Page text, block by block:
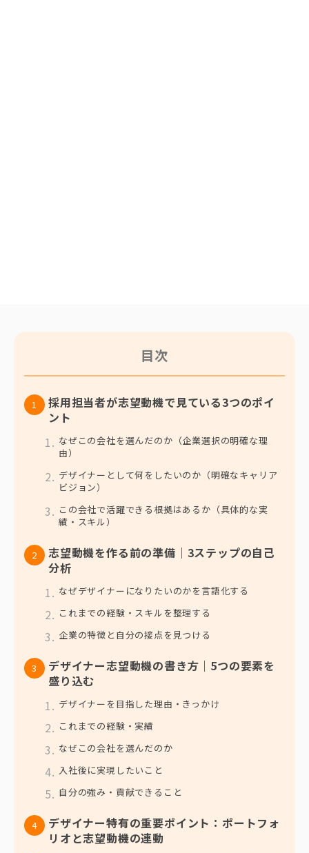
目次
採用担当者が志望動機で見ている3つのポイ
ント
なぜこの会社を選んだのか（企業選択の明確な理
由）
デザイナーとして何をしたいのか（明確なキャリア
ビジョン）
この会社で活躍できる根拠はあるか（具体的な実
績・スキル）
志望動機を作る前の準備｜3ステップの自己
分析
なぜデザイナーになりたいのかを言語化する
これまでの経験・スキルを整理する
企業の特徴と自分の接点を見つける
デザイナー志望動機の書き方｜5つの要素を
盛り込む
デザイナーを目指した理由・きっかけ
これまでの経験・実績
なぜこの会社を選んだのか
入社後に実現したいこと
自分の強み・貢献できること
デザイナー特有の重要ポイント：ポートフォ
リオと志望動機の連動